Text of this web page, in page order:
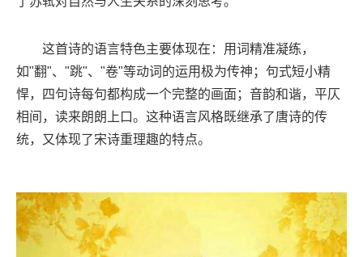
这首诗的语言特色主要体现在：用词精准凝练，
如"翻"、"跳"、"卷"等动词的运用极为传神；句式短小精
悍，四句诗每句都构成一个完整的画面；音韵和谐，平仄
相间，读来朗朗上口。这种语言风格既继承了唐诗的传
统，又体现了宋诗重理趣的特点。